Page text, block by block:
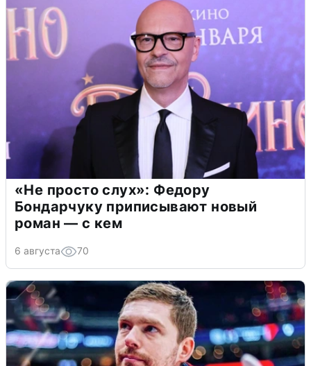
«Не просто слух»: Федору
Бондарчуку приписывают новый
роман — с кем
6 августа 70